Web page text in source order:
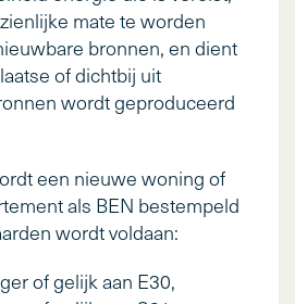
mate te worden
bronnen, en dient
of dichtbij uit
wordt geproduceerd
een nieuwe woning of
als BEN bestempeld
wordt voldaan:
of gelijk aan E30,